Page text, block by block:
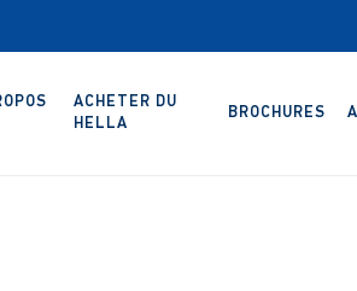
ACHETER DU
HELLA
BROCHURES